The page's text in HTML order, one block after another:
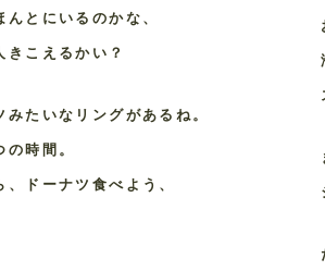
んとにいるのかな、
きこえるかい？
みたいなリングがあるね。
時間。
、ドーナツ食べよう、